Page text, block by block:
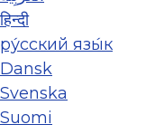
हिन्दी
ру́сский язы́к
Dansk
Svenska
Suomi